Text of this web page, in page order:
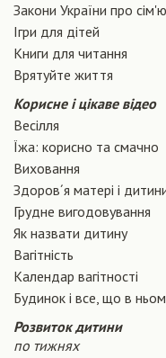
Закони України про сiм'ю
Ігри для дітей
Книги для читання
Врятуйте життя
Корисне і цікаве відео
Весілля
Їжа: корисно та смачно
Виховання
Здоров´я матері і
Грудне вигодовування
Як назвати дитину
Вагiтнiсть
Календар вагітності
Будинок і все, що в
Розвиток дитини
по тижнях